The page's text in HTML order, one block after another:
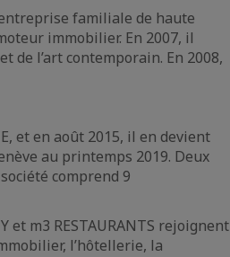
familiale de haute
immobilier. En 2007, il
de l’art contemporain. En 2008,
et en août 2015, il en devient
au printemps 2019. Deux
comprend 9
et m3 RESTAURANTS rejoignent
l’hôtellerie, la